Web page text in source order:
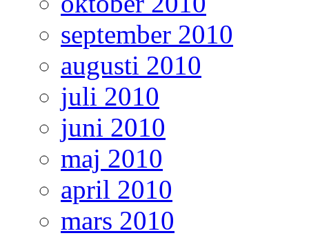
september 2010
augusti 2010
juli 2010
juni 2010
maj 2010
april 2010
mars 2010